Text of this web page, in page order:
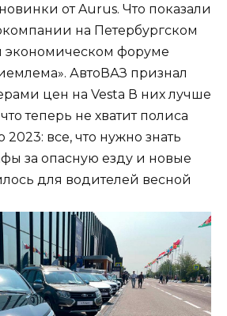
от Aurus. Что показали
на Петербургском
форуме
АвтоВАЗ признал
цен на Vesta В них лучше
теперь не хватит полиса
все, что нужно знать
за опасную езду и новые
для водителей весной